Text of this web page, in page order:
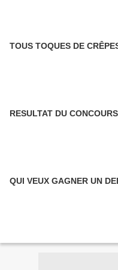
TOUS TOQUES DE
RESULTAT DU
QUI VEUX GAGNER UN